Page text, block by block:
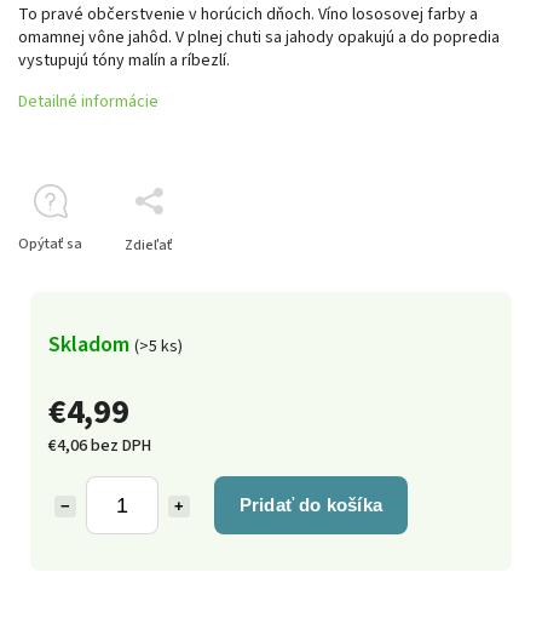
€4,99
€4,06 bez DPH
+
− Pridať do košíka
Skladom (>5 ks)
To pravé občerstvenie v horúcich dňoch. Víno lososovej farby a
omamnej vône jahôd. V plnej chuti sa jahody opakujú a do popredia
vystupujú tóny malín a ríbezlí.
Detailné informácie
Opýtať sa Zdieľať